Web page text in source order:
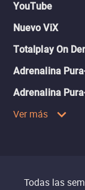
YouTube
Nuevo ViX
Totalplay On
Adrenalina
Adrenalina
Ver más
Todas las